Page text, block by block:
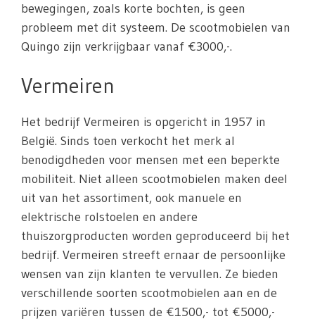
bewegingen, zoals korte bochten, is geen
probleem met dit systeem. De scootmobielen van
Quingo zijn verkrijgbaar vanaf €3000,-.
Vermeiren
Het bedrijf Vermeiren is opgericht in 1957 in
België. Sinds toen verkocht het merk al
benodigdheden voor mensen met een beperkte
mobiliteit. Niet alleen scootmobielen maken deel
uit van het assortiment, ook manuele en
elektrische rolstoelen en andere
thuiszorgproducten worden geproduceerd bij het
bedrijf. Vermeiren streeft ernaar de persoonlijke
wensen van zijn klanten te vervullen. Ze bieden
verschillende soorten scootmobielen aan en de
prijzen variëren tussen de €1500,- tot €5000,-